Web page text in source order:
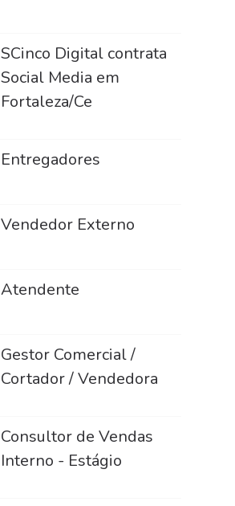
SCinco Digital contrata
Social Media em
Fortaleza/Ce
Entregadores
Vendedor Externo
Atendente
Gestor Comercial /
Cortador / Vendedora
Consultor de Vendas
Interno - Estágio